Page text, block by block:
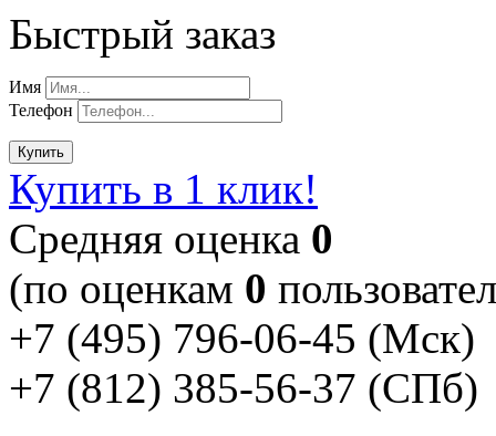
Быстрый заказ
Имя
Телефон
Купить
Купить в 1 клик!
Cредняя оценка 0
(по оценкам 0
+7 (495) 796-06-45 (Мск)
+7 (812) 385-56-37 (СПб)